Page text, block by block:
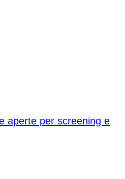
aperte per screening e